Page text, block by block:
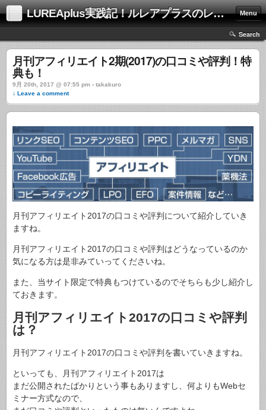
LUREAplus実践記！ルレアプラスのレビューサイト！ Menu
Search
月刊アフィリエイト2期(2017)の口コミや評判！特
典も！
9月 20th, 2017 @ 07:55 pm › takakuro
↓ Leave a comment
月刊アフィリエイト2017の口コミや評判について紹介していき
ますね。
月刊アフィリエイト2017の口コミや評判はどうなっているのか
気になる方は是非みていってくださいね。
また、当サイト限定で特典もつけているのでそちらも少し紹介し
ておきます。
月刊アフィリエイト2017の口コミや評判
は？
月刊アフィリエイト2017の口コミや評判を書いていきますね。
といっても、月刊アフィリエイト2017は
まだ公開されたばかりという事もありますし、何よりもWebセ
ミナー方式なので、